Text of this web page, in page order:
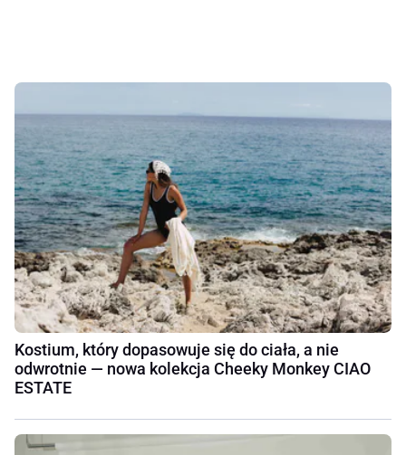
Kostium, który dopasowuje się do ciała, a nie
odwrotnie — nowa kolekcja Cheeky Monkey CIAO
ESTATE